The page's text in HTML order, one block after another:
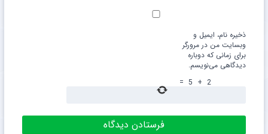
ذخیره نام، ایمیل و
وبسایت من در مرورگر
برای زمانی که دوباره
دیدگاهی می‌نویسم.
2
+
5
=